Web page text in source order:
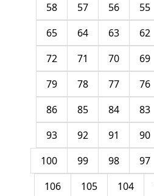
55
56
57
58
62
63
64
65
69
70
71
72
76
77
78
79
83
84
85
86
90
91
92
93
97
98
99
100
104
105
106